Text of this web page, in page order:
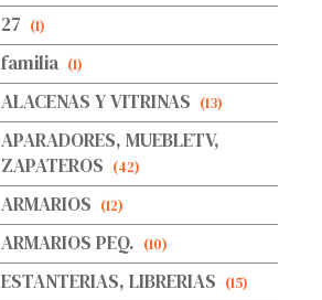
27 (1)
familia (1)
ALACENAS Y VITRINAS (13)
APARADORES, MUEBLETV,
ZAPATEROS (42)
ARMARIOS (12)
ARMARIOS PEQ. (10)
ESTANTERIAS, LIBRERIAS (15)